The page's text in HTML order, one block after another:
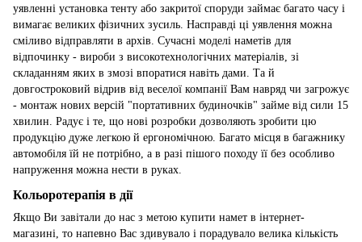
уявленні установка тенту або закритої споруди займає багато часу і
вимагає великих фізичних зусиль. Насправді ці уявлення можна
сміливо відправляти в архів. Сучасні моделі наметів для
відпочинку - вироби з високотехнологічних матеріалів, зі
складанням яких в змозі впоратися навіть дами. Та й
довгостроковий відрив від веселої компанії Вам навряд чи загрожує
- монтаж нових версій "портативних будиночків" займе від сили 15
хвилин. Радує і те, що нові розробки дозволяють зробити цю
продукцію дуже легкою й ергономічною. Багато місця в багажнику
автомобіля їй не потрібно, а в разі пішого походу її без особливо
напруження можна нести в руках.
Кольоротерапія в дії
Якщо Ви завітали до нас з метою купити намет в інтернет-
магазині, то напевно Вас здивувало і порадувало велика кількість